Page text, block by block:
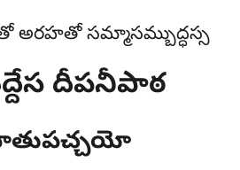
అరహతో సమ్మాసమ్బుద్ధస్స
దీపనీపాఠ